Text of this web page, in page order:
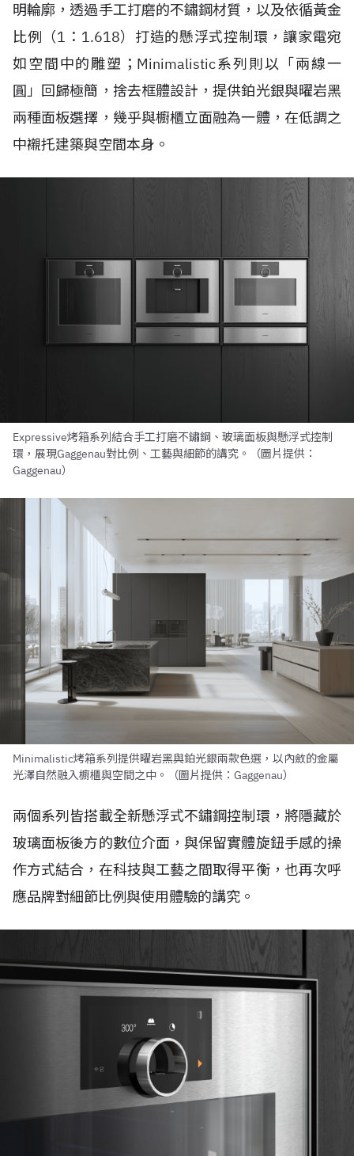
明輪廓，透過手工打磨的不鏽鋼材質，以及依循黃金
比例（1：1.618）打造的懸浮式控制環，讓家電宛
如空間中的雕塑；Minimalistic系列則以「兩線一
圓」回歸極簡，捨去框體設計，提供鉑光銀與曜岩黑
兩種面板選擇，幾乎與櫥櫃立面融為一體，在低調之
中襯托建築與空間本身。
Expressive烤箱系列結合手工打磨不鏽鋼、玻璃面板與懸浮式控制
環，展現Gaggenau對比例、工藝與細節的講究。（圖片提供：
Gaggenau）
Minimalistic烤箱系列提供曜岩黑與鉑光銀兩款色選，以內斂的金屬
光澤自然融入櫥櫃與空間之中。（圖片提供：Gaggenau）
兩個系列皆搭載全新懸浮式不鏽鋼控制環，將隱藏於
玻璃面板後方的數位介面，與保留實體旋鈕手感的操
作方式結合，在科技與工藝之間取得平衡，也再次呼
應品牌對細節比例與使用體驗的講究。